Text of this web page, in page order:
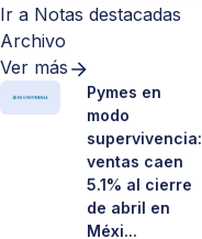
Ir a Notas destacadas
Archivo
Ver más
Pymes en
modo
supervivencia:
ventas caen
5.1% al cierre
de abril en
Méxi...